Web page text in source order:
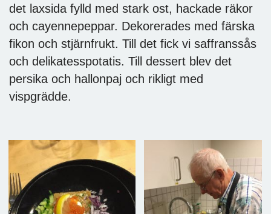
det laxsida fylld med stark ost, hackade räkor
och cayennepeppar. Dekorerades med färska
fikon och stjärnfrukt. Till det fick vi saffranssås
och delikatesspotatis. Till dessert blev det
persika och hallonpaj och rikligt med
vispgrädde.